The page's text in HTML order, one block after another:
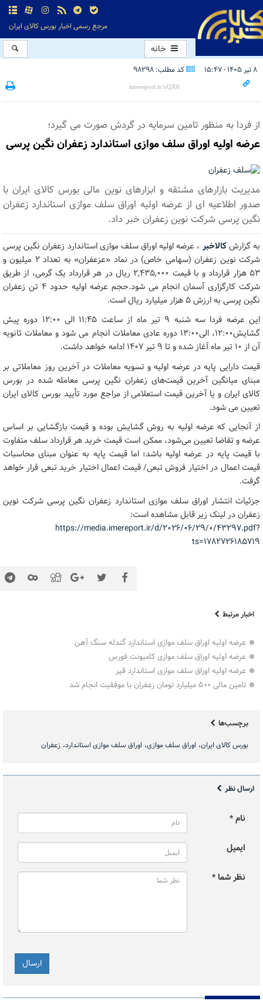
مرجع رسمی اخبار بورس کالای ایران
خانه
۸ تیر ۱۴۰۵ - ۱۵:۴۷ کد مطلب: 98298
از فردا به منظور تامین سرمایه در گردش صورت می گیرد؛
عرضه اولیه اوراق سلف موازی استاندارد زعفران نگین پرسی
مدیریت بازارهای مشتقه و ابزارهای نوین مالی بورس کالای ایران با
صدور اطلاعیه ای از عرضه اولیه اوراق سلف موازی استاندارد زعفران
نگین پرسی شرکت نوین زعفران خبر داد.
به گزارشکالاخبر ، عرضه اولیه اوراق سلف موازی استاندارد زعفران نگین پرسی
شرکت نوین زعفران (سهامی خاص) در نماد «عزعفران» به تعداد ۲ میلیون و
۵۳ هزار قرارداد و با قیمت ۲,۴۳۵,۰۰۰ ریال در هر قرارداد یک گرمی، از طریق
شرکت کارگزاری آسمان انجام می شود.حجم عرضه اولیه حدود ۴ تن زعفران
نگین پرسی به ارزش ۵ هزار میلیارد ریال است.
این عرضه فردا سه شنبه ۹ تیر ماه از ساعت ۱۱:۴۵ الی ۱۲:۰۰ دوره پیش
گشایش۱۲:۰۰، الی۱۳:۰۰ دوره عادی معاملات انجام می شود و معاملات ثانویه
آن از ۱۰ تیر ماه آغاز شده و تا ۹ تیر ۱۴۰۷ ادامه خواهد داشت.
قیمت دارایی پایه در عرضه اولیه و تسویه معاملات در آخرین روز معاملاتی بر
مبنای میانگین آخرین قیمت‌های زعفران نگین پرسی معامله شده در بورس
کالای ایران و یا آخرین قیمت استعلامی از مراجع مورد تأیید بورس کالای ایران
تعیین می شود.
از آنجایی که عرضه اولیه به روش گشایش بوده و قیمت بازگشایی بر اساس
عرضه و تقاضا تعیین می‌شود، ممکن است قیمت خرید هر قرارداد سلف متفاوت
با قیمت پایه در عرضه اولیه باشد؛ اما قیمت پایه به عنوان مبنای محاسبات
قیمت اعمال در اختیار فروش تبعی/ قیمت اعمال اختیار خرید تبعی قرار خواهد
گرفت.
جزئیات انتشار اوراق سلف موازی استاندارد زعفران نگین پرسی شرکت نوین
زعفران در لینک زیر قابل مشاهده است:
https://media.imereport.ir/d/۲۰۲۶/۰۶/۲۹/۰/۴۳۲۹۷.pdf?
ts=۱۷۸۲۷۲۶۱۸۵۷۱۹
اخبار مرتبط
عرضه اولیه اوراق سلف موازی استاندارد گندله سنگ آهن
عرضه اولیه اوراق سلف موازی کامیونت فورس
عرضه اولیه اوراق سلف موازی استاندارد قیر
تامین مالی ۵۰۰ میلیارد تومان زعفران با موفقیت انجام شد
برچسب‌ها
بورس کالای ایران اوراق سلف موازی اوراق سلف موازی استاندارد زعفران
ارسال نظر
نام *
ایمیل
نظر شما *